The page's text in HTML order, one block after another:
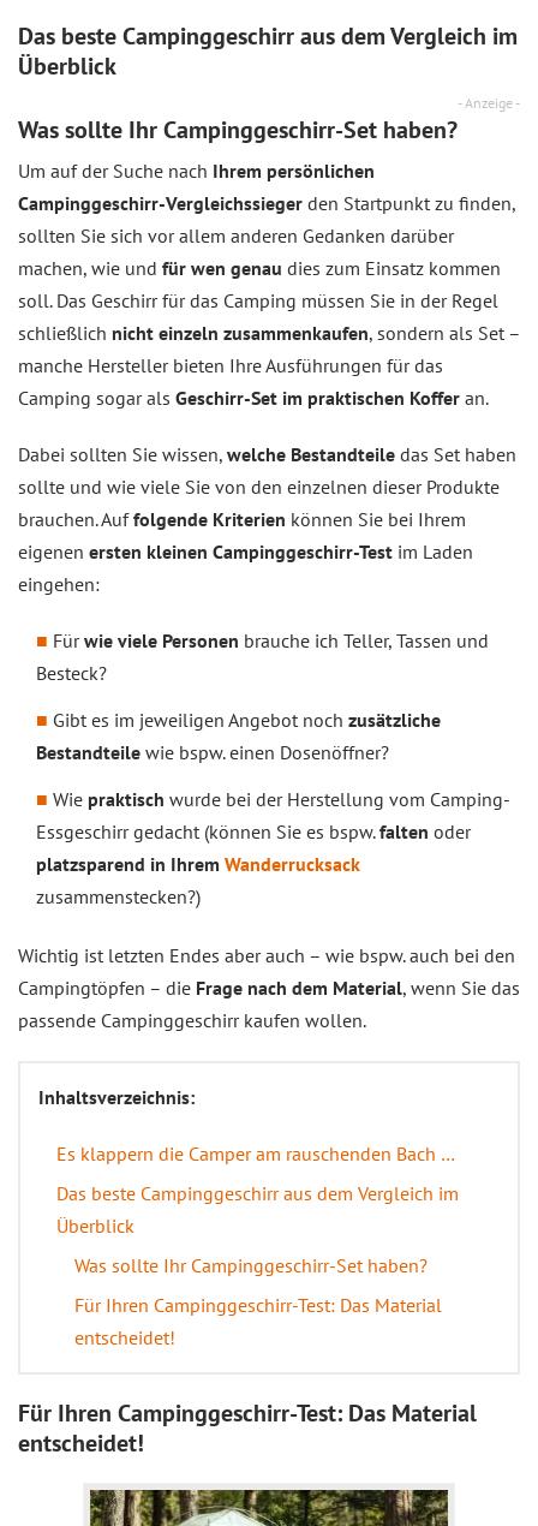
Das beste Campinggeschirr aus demVergleich im
Überblick
- Anzeige -
Was sollte Ihr Campinggeschirr-Set haben?
Um auf der Suche nach Ihrem persönlichen
Campinggeschirr-Vergleichssieger den Startpunkt zu finden,
sollten Sie sich vor allem anderen Gedanken darüber
machen, wie und für wen genau dies zum Einsatz kommen
soll. Das Geschirr für das Camping müssen Sie in der Regel
schließlich nicht einzeln zusammenkaufen, sondern als Set –
manche Hersteller bieten Ihre Ausführungen für das
Camping sogar als Geschirr-Set im praktischen Koffer an.
Dabei sollten Sie wissen, welche Bestandteile das Set haben
sollte und wie viele Sie von den einzelnen dieser Produkte
brauchen. Auffolgende Kriterien können Sie bei Ihrem
eigenen ersten kleinen Campinggeschirr-Test im Laden
eingehen:
Fürwie viele Personen brauche ich Teller, Tassen und
Besteck?
Gibt es im jeweiligen Angebot noch zusätzliche
Bestandteile wie bspw. einen Dosenöffner?
Wie praktisch wurde bei der Herstellung vom Camping-
Essgeschirr gedacht (können Sie es bspw.falten oder
platzsparend in Ihrem Wanderrucksack
zusammenstecken?)
Wichtig ist letzten Endes aber auch – wie bspw. auch bei den
Campingtöpfen – die Frage nach dem Material, wenn Sie das
passende Campinggeschirr kaufen wollen.
Inhaltsverzeichnis:
Es klappern die Camper am rauschenden Bach …
Das beste Campinggeschirr aus dem Vergleich im
Überblick
Was sollte Ihr Campinggeschirr-Set haben?
Für Ihren Campinggeschirr-Test: Das Material
entscheidet!
Für Ihren Campinggeschirr-Test: Das Material
entscheidet!